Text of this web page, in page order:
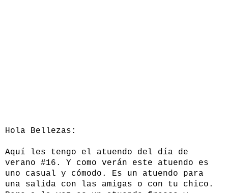
Hola Bellezas:
Aquí les tengo el atuendo del día de
verano #16. Y como verán este atuendo es
uno casual y cómodo. Es un atuendo para
una salida con las amigas o con tu chico.